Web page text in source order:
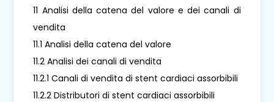
11 Analisi della catena del valore e dei canali di
vendita
11.1 Analisi della catena del valore
11.2 Analisi dei canali di vendita
11.2.1 Canali di vendita di stent cardiaci assorbibili
11.2.2 Distributori di stent cardiaci assorbibili